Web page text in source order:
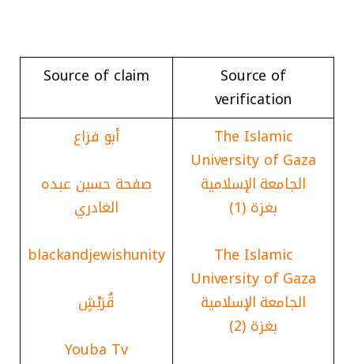
Source of
verification
Source of claim
The Islamic
University of Gaza
الجامعة الإسلامية
بغزة (1)
The Islamic
University of Gaza
الجامعة الإسلامية
بغزة (2)
أبو فزاع
صفحة حسين عبده
الغادري
blackandjewishunity
قُرَيْشٍ
Youba Tv